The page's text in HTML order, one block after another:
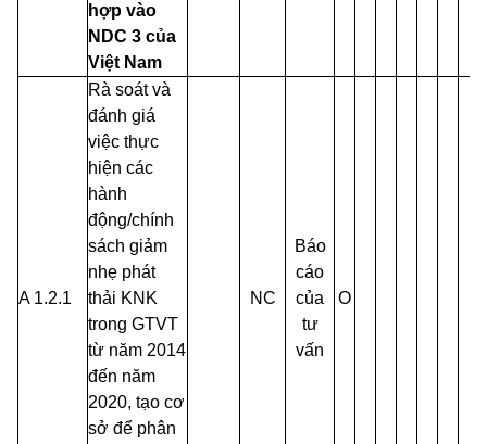
hợp vào
NDC 3 của
Việt Nam
A 1.2.1
Rà soát và
đánh giá
việc thực
hiện các
hành
động/chính
sách giảm
nhẹ phát
thải KNK
trong GTVT
từ năm 2014
đến năm
2020, tạo cơ
sở để phân
NC
Báo
cáo
của
tư
vấn
O